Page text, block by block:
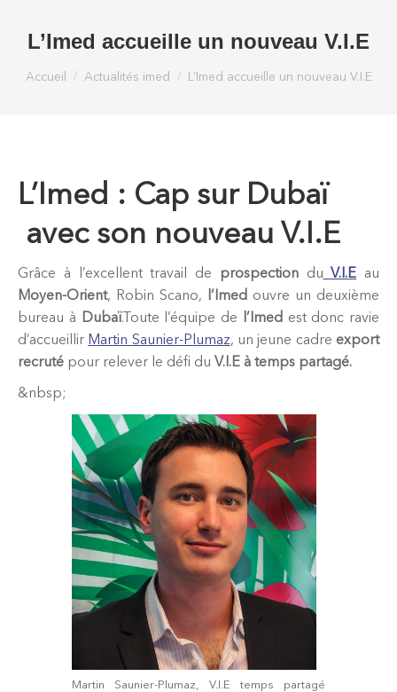
L’Imed accueille un nouveau V.I.E
Accueil Actualités imed L’Imed accueille un nouveau V.I.E
L’Imed : Cap sur Dubaï
avec son nouveau V.I.E
Grâce à l’excellent travail de prospectiondu V.I.E au
Moyen-Orient, Robin Scano, l’Imed ouvre un deuxième
bureau à
Dubaï.Toute l’équipe de l’Imed est donc ravie
d’accueillir Martin Saunier-Plumaz, un jeune cadre export
recruté pour relever le défi du V.I.E à temps partagé.
&nbsp;
Martin Saunier-Plumaz, V.I.E temps partagé